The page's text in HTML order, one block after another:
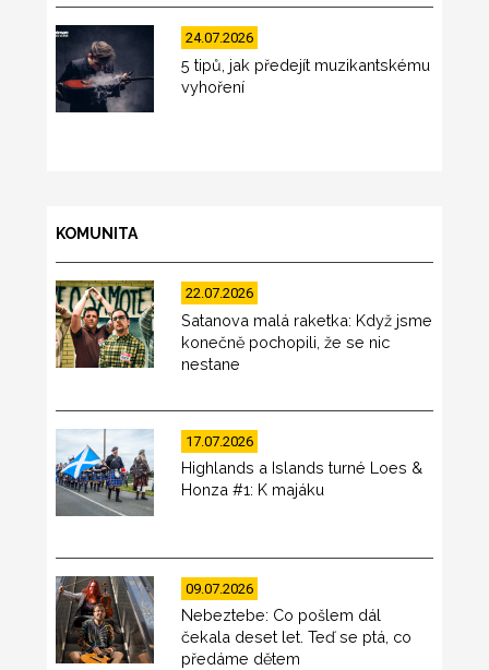
24.07.2026
5 tipů, jak předejít muzikantskému
vyhoření
KOMUNITA
22.07.2026
Satanova malá raketka: Když jsme
konečně pochopili, že se nic
nestane
17.07.2026
Highlands a Islands turné Loes &
Honza #1: K majáku
09.07.2026
Nebeztebe: Co pošlem dál
čekala deset let. Teď se ptá, co
předáme dětem